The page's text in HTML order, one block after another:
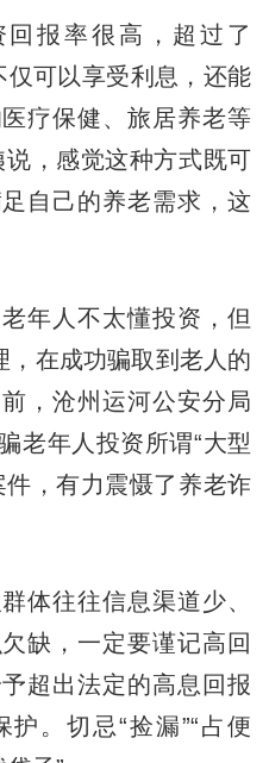
报率很高，超过了
可以享受利息，还能
疗保健、旅居养老等
，感觉这种方式既可
自己的养老需求，这
人不太懂投资，但
，在成功骗取到老人的
，沧州运河公安分局
老年人投资所谓“大型
，有力震慑了养老诈
往往信息渠道少、
缺，一定要谨记高回
超出法定的高息回报
。切忌“捡漏”“占便